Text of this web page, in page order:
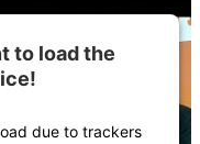
to load the
due to trackers